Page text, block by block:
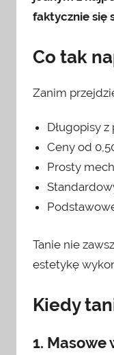
faktycznie się
Co tak
Zanim
Długopisy
Ceny od
Prosty
Tanie nie
estetykę
Kiedy
1.